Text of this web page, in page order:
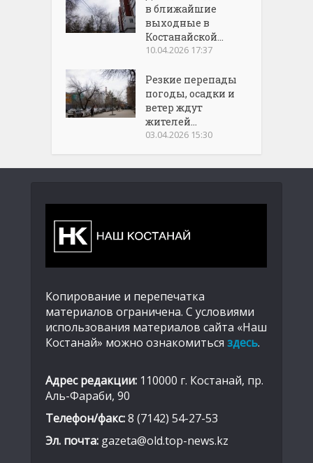
в ближайшие
выходные в
Костанайской...
10.04.2026 17:37
Резкие перепады
погоды, осадки и
ветер ждут
жителей...
03.04.2026 15:30
Копирование и перепечатка
материалов ограничена. С условиями
использования материалов сайта «Наш
Костанай» можно ознакомиться здесь.
Адрес редакции: 110000 г. Костанай, пр.
Аль-Фараби, 90
Телефон/факс:8 (7142) 54-27-53
Эл. почта: gazeta@old.top-news.kz